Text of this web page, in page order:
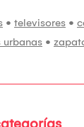
• televisores •
•